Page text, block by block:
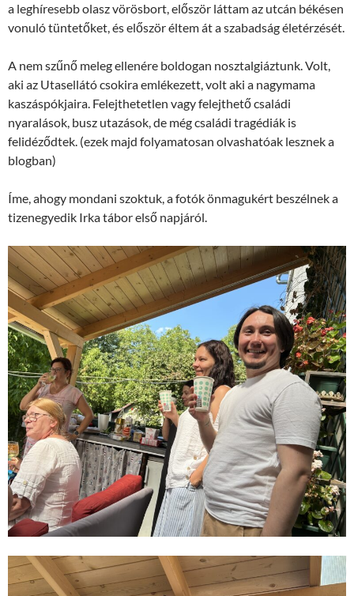
a leghíresebb olasz vörösbort, először láttam az utcán békésen
vonuló tüntetőket, és először éltem át a szabadság életérzését.
A nem szűnő meleg ellenére boldogan nosztalgiáztunk. Volt,
aki az Utasellátó csokira emlékezett, volt aki a nagymama
kaszáspókjaira. Felejthetetlen vagy felejthető családi
nyaralások, busz utazások, de még családi tragédiák is
felidéződtek. (ezek majd folyamatosan olvashatóak lesznek a
blogban)
Íme, ahogy mondani szoktuk, a fotók önmagukért beszélnek a
tizenegyedik Irka tábor első napjáról.